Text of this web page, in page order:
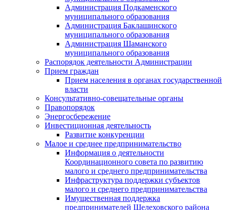
Администрация Подкаменского
муниципального образования
Администрация Баклашинского
муниципального образования
Администрация Шаманского
муниципального образования
Распорядок деятельности Администрации
Прием граждан
Прием населения в органах государственной
власти
Консультативно-совещательные органы
Правопорядок
Энергосбережение
Инвестиционная деятельность
Развитие конкуренции
Малое и среднее предпринимательство
Информация о деятельности
Координационного совета по развитию
малого и среднего предпринимательства
Инфраструктура поддержки субъектов
малого и среднего предпринимательства
Имущественная поддержка
предпринимателей Шелеховского района